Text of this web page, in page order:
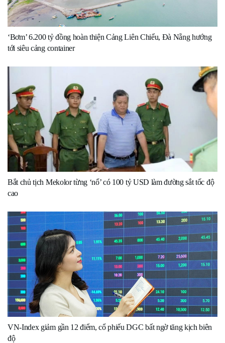
‘Bơm’ 6.200 tỷ đồng hoàn thiện Cảng Liên Chiểu, Đà Nẵng hướng
tới siêu cảng container
Bắt chủ tịch Mekolor từng ‘nổ’ có 100 tỷ USD làm đường sắt tốc độ
cao
VN-Index giảm gần 12 điểm, cổ phiếu DGC bất ngờ tăng kịch biên
độ